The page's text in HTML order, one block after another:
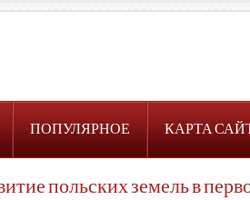
ПОПУЛЯРНОЕ КАРТА
польских земель в